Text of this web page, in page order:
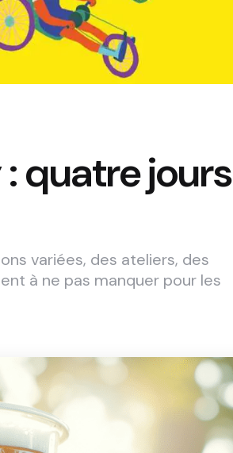
quatre jours
variées, des ateliers, des
à ne pas manquer pour les